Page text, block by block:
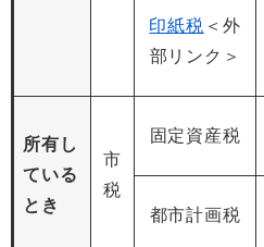
印紙税 ＜外
部リンク＞
所有し
ている
とき
市
税
固定資産税
都市計画税